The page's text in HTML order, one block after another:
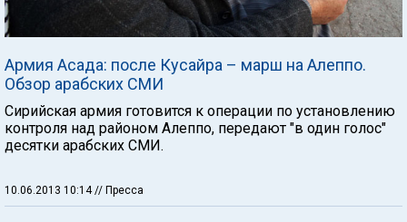
Армия Асада: после Кусайра – марш на Алеппо.
Обзор арабских СМИ
Сирийская армия готовится к операции по установлению
контроля над районом Алеппо, передают "в один голос"
десятки арабских СМИ.
10.06.2013 10:14 // Пресса